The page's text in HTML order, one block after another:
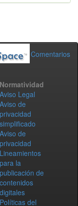
Comentarios
Normatividad
Aviso Legal
Aviso de
privacidad
simplificado
Aviso de
privacidad
Lineamientos
para la
publicación de
contenidos
digitales
Políticas del